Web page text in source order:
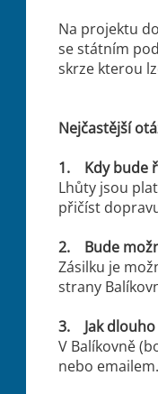
Na projektu
se státním
skrze kterou
Nejčastější
1. Kdy bude
Lhůty jsou
přičíst
2. Bude
Zásilku je
strany
3. Jak dlouho
V Balíkovně
nebo emailem.